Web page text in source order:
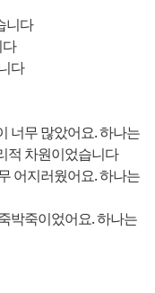
니다
다
너무 많았어요. 하나는
적 차원이었습니다
어지러웠어요. 하나는
박죽이었어요. 하나는